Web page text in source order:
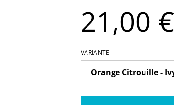
21,00 €
VARIANTE